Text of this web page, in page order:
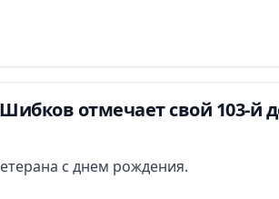
отмечает свой 103-й
с днем рождения.